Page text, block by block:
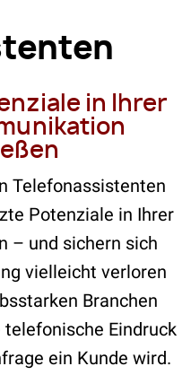
in Ihrer
Telefonassistenten
Potenziale in Ihrer
– und sichern sich
vielleicht verloren
Branchen
Eindruck
ein Kunde wird.